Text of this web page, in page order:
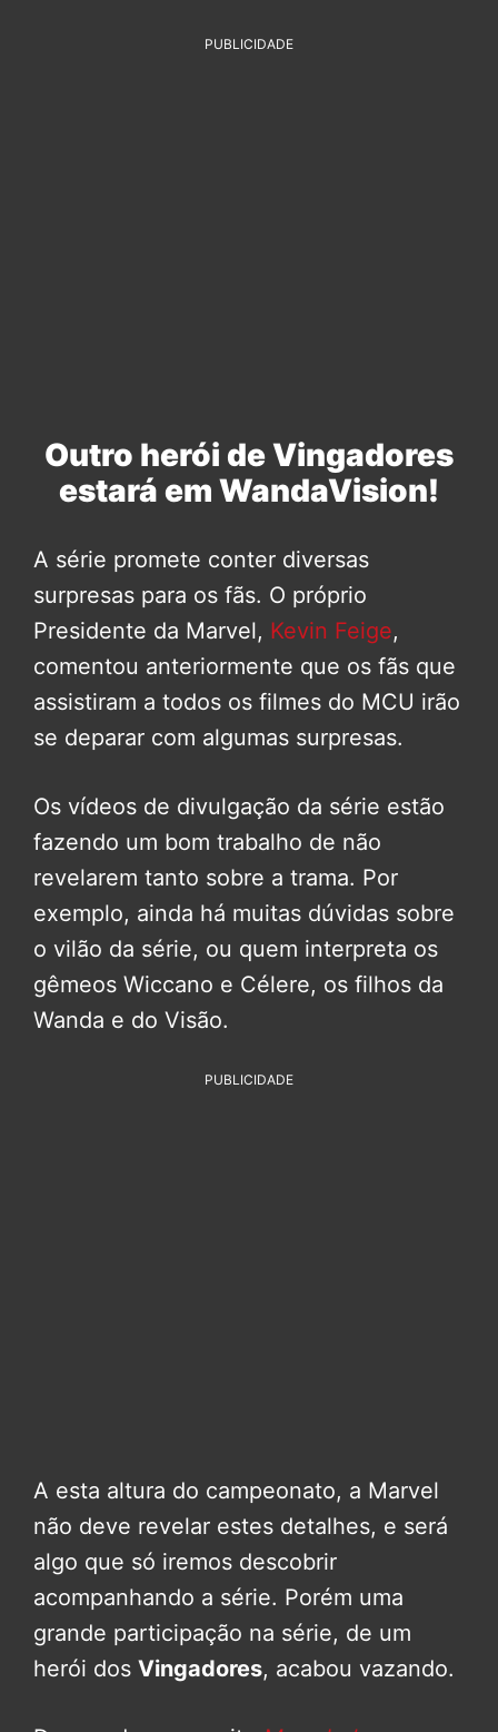
PUBLICIDADE
Outro herói de Vingadores
estará em WandaVision!
A série promete conter diversas
surpresas para os fãs. O próprio
Presidente da Marvel, Kevin Feige,
comentou anteriormente que os fãs que
assistiram a todos os filmes do MCU irão
se deparar com algumas surpresas.
Os vídeos de divulgação da série estão
fazendo um bom trabalho de não
revelarem tanto sobre a trama. Por
exemplo, ainda há muitas dúvidas sobre
o vilão da série, ou quem interpreta os
gêmeos Wiccano e Célere, os filhos da
Wanda e do Visão.
PUBLICIDADE
A esta altura do campeonato, a Marvel
não deve revelar estes detalhes, e será
algo que só iremos descobrir
acompanhando a série. Porém uma
grande participação na série, de um
herói dos Vingadores, acabou vazando.